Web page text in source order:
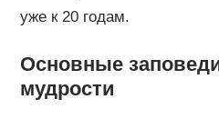
уже к 20 годам.
Основные
мудрости